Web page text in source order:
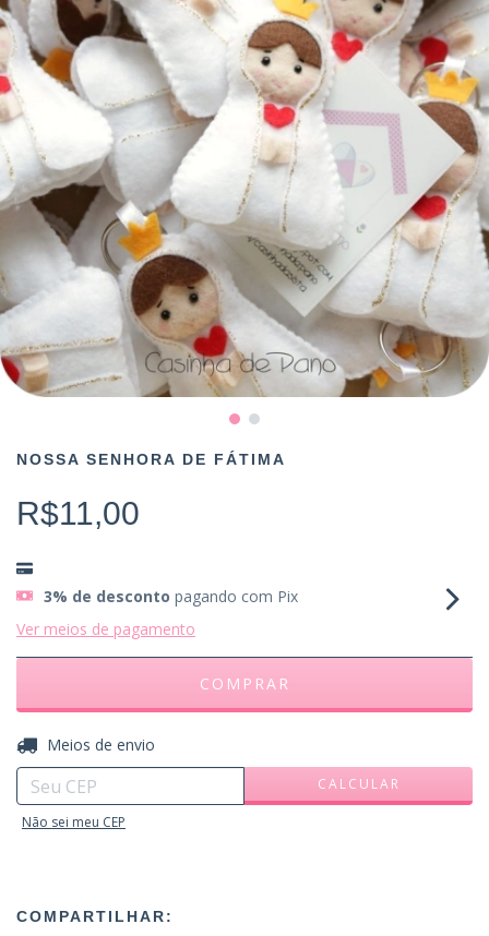
NOSSA SENHORA DE FÁTIMA
R$11,00
3% de desconto pagando com Pix
Ver meios de pagamento
Entregas para o CEP:
Meios de envio
CALCULAR
Não sei meu CEP
COMPARTILHAR: